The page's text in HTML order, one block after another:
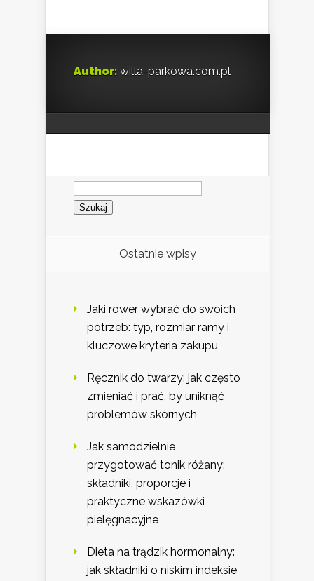
Author: willa-parkowa.com.pl
Szukaj:
Ostatnie wpisy
Jaki rower wybrać do swoich
potrzeb: typ, rozmiar ramy i
kluczowe kryteria zakupu
Ręcznik do twarzy: jak często
zmieniać i prać, by uniknąć
problemów skórnych
Jak samodzielnie
przygotować tonik różany:
składniki, proporcje i
praktyczne wskazówki
pielęgnacyjne
Dieta na trądzik hormonalny:
jak składniki o niskim indeksie